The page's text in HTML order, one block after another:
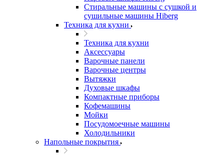
Стиральные машины с сушкой и
сушильные машины Hiberg
Техника для кухни
Техника для кухни
Аксессуары
Варочные панели
Варочные центры
Вытяжки
Духовые шкафы
Компактные приборы
Кофемашины
Мойки
Посудомоечные машины
Холодильники
Напольные покрытия